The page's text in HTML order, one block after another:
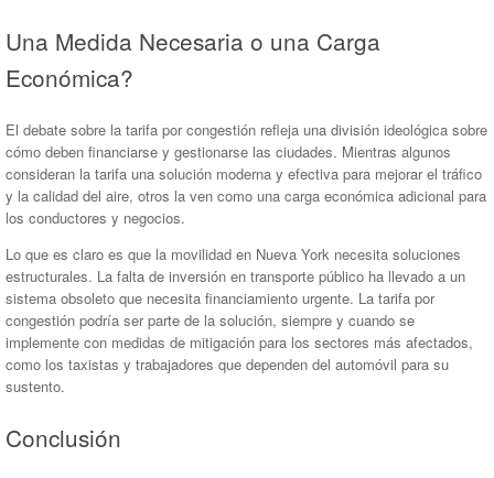
Una Medida Necesaria o una Carga
Económica?
El debate sobre la tarifa por congestión refleja una división ideológica sobre
cómo deben financiarse y gestionarse las ciudades. Mientras algunos
consideran la tarifa una solución moderna y efectiva para mejorar el tráfico
y la calidad del aire, otros la ven como una carga económica adicional para
los conductores y negocios.
Lo que es claro es que la movilidad en Nueva York necesita soluciones
estructurales. La falta de inversión en transporte público ha llevado a un
sistema obsoleto que necesita financiamiento urgente. La tarifa por
congestión podría ser parte de la solución, siempre y cuando se
implemente con medidas de mitigación para los sectores más afectados,
como los taxistas y trabajadores que dependen del automóvil para su
sustento.
Conclusión